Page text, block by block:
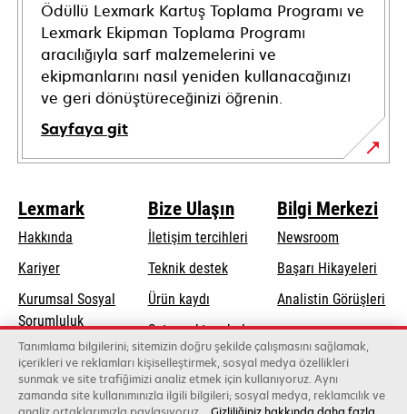
Ödüllü Lexmark Kartuş Toplama Programı ve
Lexmark Ekipman Toplama Programı
aracılığıyla sarf malzemelerini ve
ekipmanlarını nasıl yeniden kullanacağınızı
ve geri dönüştüreceğinizi öğrenin.
Sayfaya git
Lexmark
Hakkında
Kariyer
Kurumsal Sosyal
Sorumlulukopens
in
a
new
tab
Sürdürülebilirlik
Bize Ulaşın
İletişim tercihleri
Teknik destekopens
new
tab
Ürün kaydı
Satış noktası bul
Toptancıların
listesi
Bilgi Merkezi
Newsroom
Başarı Hikayeleri
Analistin Görüşleri
Tanımlama bilgilerini; sitemizin doğru şekilde çalışmasını sağlamak,
içerikleri ve reklamları kişiselleştirmek, sosyal medya özellikleri
sunmak ve site trafiğimizi analiz etmek için kullanıyoruz. Aynı
zamanda site kullanımınızla ilgili bilgileri; sosyal medya, reklamcılık ve